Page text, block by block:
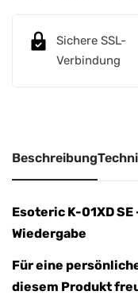
Sichere SSL-
Verbindung
Beschreibung
Esoteric K-01XD
Wiedergabe
Für eine
diesem Produkt